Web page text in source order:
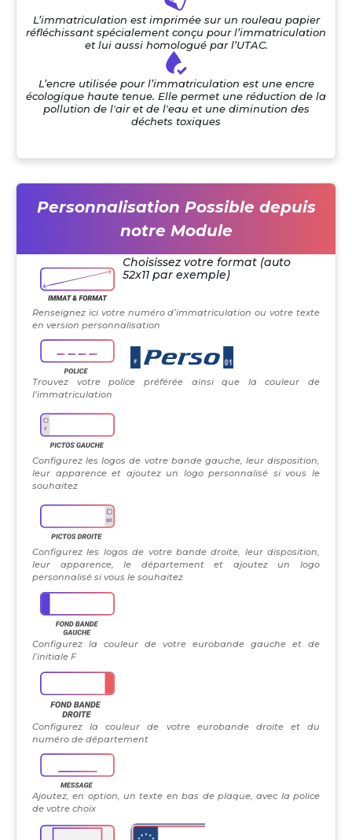
L’immatriculation est imprimée sur un rouleau papier
réfléchissant spécialement conçu pour l’immatriculation
et lui aussi homologué par l’UTAC.
L’encre utilisée pour l’immatriculation est une encre
écologique haute tenue. Elle permet une réduction de la
pollution de l'air et de l'eau et une diminution des
déchets toxiques
Personnalisation Possible depuis
notre Module
Choisissez votre format (auto
52x11 par exemple)
Renseignez ici votre numéro d’immatriculation ou votre texte
en version personnalisation
Trouvez votre police préférée ainsi que la couleur de
l’immatriculation
Configurez les logos de votre bande gauche, leur disposition,
leur apparence et ajoutez un logo personnalisé si vous le
souhaitez
Configurez les logos de votre bande droite, leur disposition,
leur apparence, le département et ajoutez un logo
personnalisé si vous le souhaitez
Configurez la couleur de votre eurobande gauche et de
l’initiale F
Configurez la couleur de votre eurobande droite et du
numéro de département
Ajoutez, en option, un texte en bas de plaque, avec la police
de votre choix